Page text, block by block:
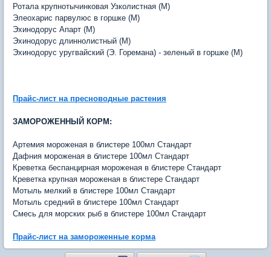
Ротала крупнотычинковая Узколистная (M)
Элеохарис парвулюс в горшке (M)
Эхинодорус Апарт (M)
Эхинодорус длиннолистный (M)
Эхинодорус уругвайский (Э. Горемана) - зеленый в горшке (M)
Прайс-лист на пресноводные растения
ЗАМОРОЖЕННЫЙ КОРМ:
Артемия мороженая в блистере 100мл Стандарт
Дафния мороженая в блистере 100мл Стандарт
Креветка беспанцирная мороженая в блистере Стандарт
Креветка крупная мороженая в блистере Стандарт
Мотыль мелкий в блистере 100мл Стандарт
Мотыль средний в блистере 100мл Стандарт
Смесь для морских рыб в блистере 100мл Стандарт
Прайс-лист на замороженные корма